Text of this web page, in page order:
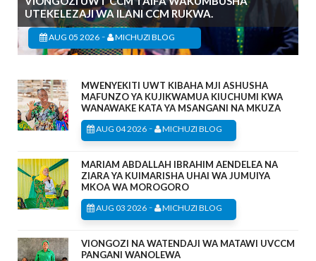
UTEKELEZAJI WA ILANI CCM RUKWA.
AUG 05 2026 - MICHUZI BLOG
MWENYEKITI UWT KIBAHA MJI ASHUSHA
MAFUNZO YA KUJIKWAMUA KIUCHUMI KWA
WANAWAKE KATA YA MSANGANI NA MKUZA
AUG 04 2026 - MICHUZI BLOG
MARIAM ABDALLAH IBRAHIM AENDELEA NA
ZIARA YA KUIMARISHA UHAI WA JUMUIYA
MKOA WA MOROGORO
AUG 03 2026 - MICHUZI BLOG
VIONGOZI NA WATENDAJI WA MATAWI UVCCM
PANGANI WANOLEWA